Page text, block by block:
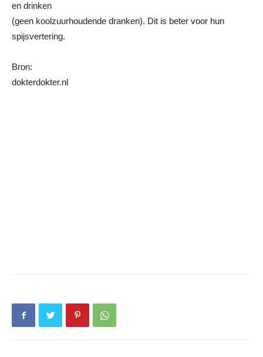
en drinken
(geen koolzuurhoudende dranken). Dit is beter voor hun
spijsvertering.
Bron:
dokterdokter.nl